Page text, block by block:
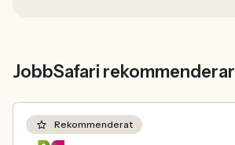
JobbSafari rekommenderar
Rekommenderat